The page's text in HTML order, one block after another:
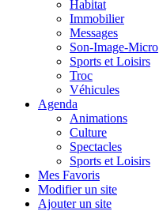
Habitat
Immobilier
Messages
Son-Image-Micro
Sports et Loisirs
Troc
Véhicules
Agenda
Animations
Culture
Spectacles
Sports et Loisirs
Mes Favoris
Modifier un site
Ajouter un site